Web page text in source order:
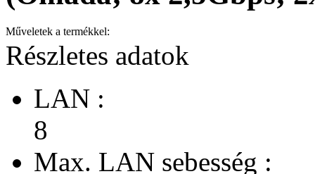
Műveletek a termékkel:
Részletes adatok
LAN :
8
Max. LAN sebesség :